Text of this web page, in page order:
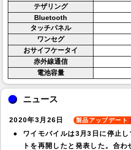
テザリング
Bluetooth
タッチパネル
ワンセグ
おサイフケータイ
赤外線通信
電池容量
ニュース
2020年3月26日 製品アップデート
ワイモバイルは3月3日に停止
トを再開したと発表した。合